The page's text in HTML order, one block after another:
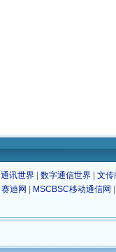
通讯世界 数字通信世界
文传
赛迪网 MSCBSC移动通信网